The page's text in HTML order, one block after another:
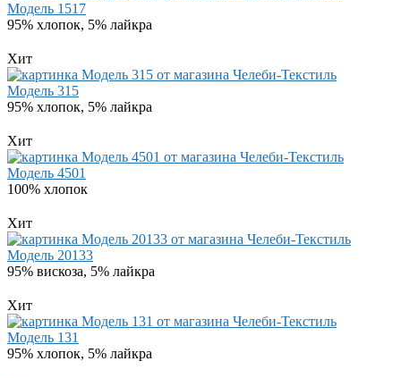
Модель 1517
95% хлопок, 5% лайкра
Хит
Модель 315
95% хлопок, 5% лайкра
Хит
Модель 4501
100% хлопок
Хит
Модель 20133
95% вискоза, 5% лайкра
Хит
Модель 131
95% хлопок, 5% лайкра